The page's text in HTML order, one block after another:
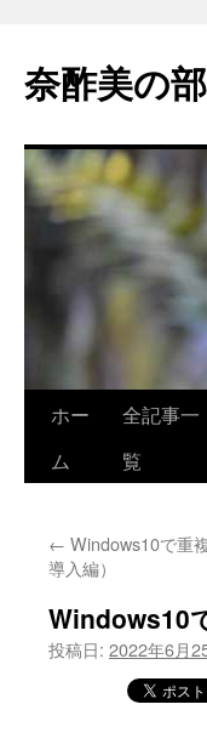
テ
ン
へ
ス
キ
ッ
奈酢美の
ホー
ム
全記事一
覧
← Windows10で重
導入編）
Windows10
投稿日: 2022年6月